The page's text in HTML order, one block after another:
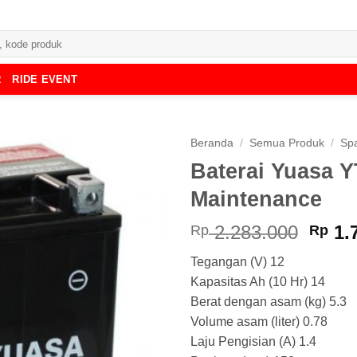
RIDE EVENT
Beranda / Semua Produk /
Baterai Yuasa
Maintenance
Rp2.283.000
Rp
Rp
Tegangan (V) 12
Kapasitas Ah (10 Hr) 14
Berat dengan asam (kg) 5.3
Volume asam (liter) 0.78
Laju Pengisian (A) 1.4